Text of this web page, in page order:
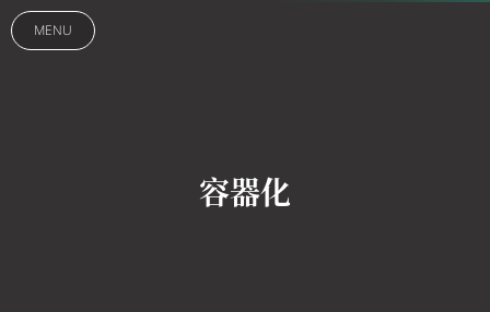
MENU
容器化